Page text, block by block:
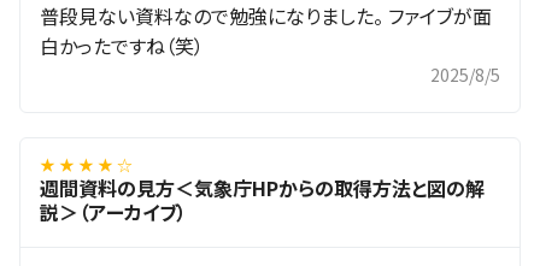
普段見ない資料なので勉強になりました。 ファイブが面
白かったですね（笑）
2025/8/5
★ ★ ★ ★ ☆
週間資料の見方＜気象庁HPからの取得方法と図の解
説＞（アーカイブ）